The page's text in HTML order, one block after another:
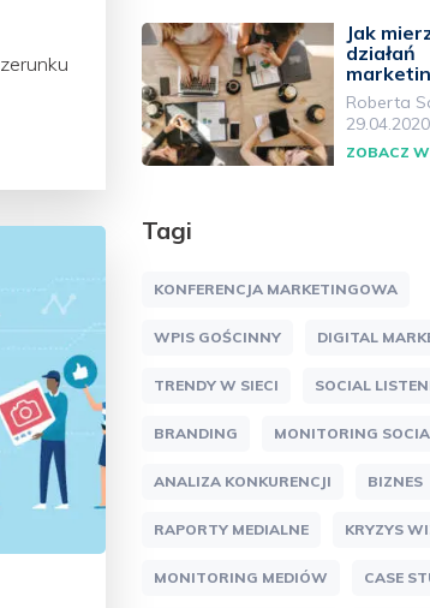
Jak
działań
Roberta
29.04.2020
ZOBACZ
Tagi
KONFERENCJA MARKETINGOWA
WPIS GOŚCINNY DIGITAL
TRENDY W SIECI SOCIAL
BRANDING MONITORING
ANALIZA KONKURENCJI BIZNES
RAPORTY MEDIALNE KRYZYS
MONITORING MEDIÓW CASE